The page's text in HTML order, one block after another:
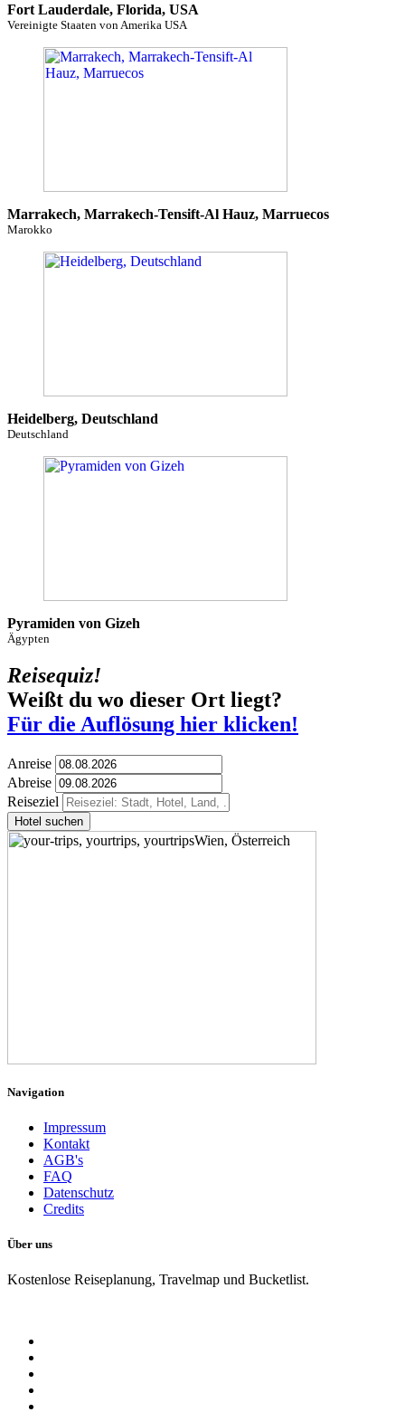
Fort Lauderdale, Florida, USA
Vereinigte Staaten von Amerika USA
Marrakech, Marrakech-Tensift-Al Hauz, Marruecos
Marokko
Heidelberg, Deutschland
Deutschland
Pyramiden von Gizeh
Ägypten
Reisequiz!
Weißt du wo dieser Ort liegt?
Für die Auflösung hier klicken!
Anreise
Abreise
Reiseziel
Hotel suchen
Navigation
Impressum
Kontakt
AGB's
FAQ
Datenschutz
Credits
Über uns
Kostenlose Reiseplanung, Travelmap und Bucketlist.